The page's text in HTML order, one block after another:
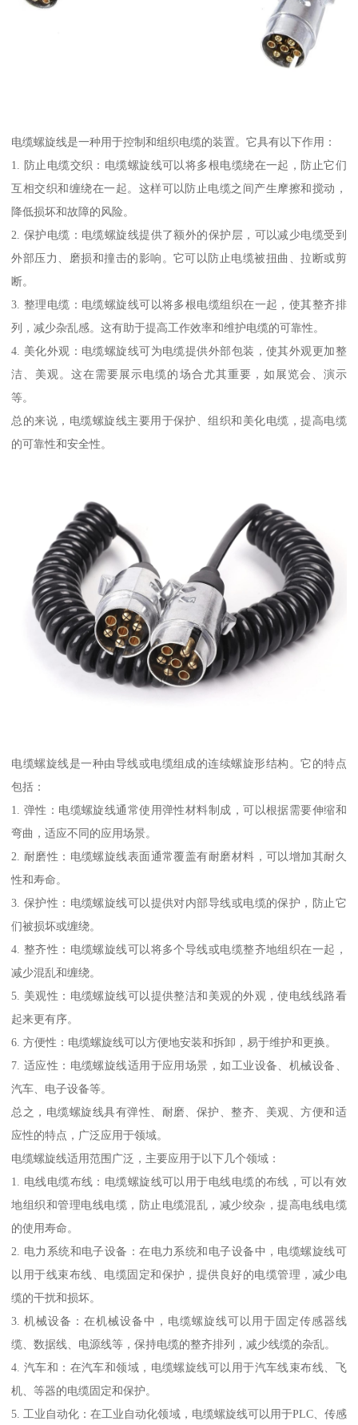
电缆螺旋线是一种用于控制和组织电缆的装置。它具有以下作用：
1. 防止电缆交织：电缆螺旋线可以将多根电缆绕在一起，防止它们
互相交织和缠绕在一起。这样可以防止电缆之间产生摩擦和搅动，
降低损坏和故障的风险。
2. 保护电缆：电缆螺旋线提供了额外的保护层，可以减少电缆受到
外部压力、磨损和撞击的影响。它可以防止电缆被扭曲、拉断或剪
断。
3. 整理电缆：电缆螺旋线可以将多根电缆组织在一起，使其整齐排
列，减少杂乱感。这有助于提高工作效率和维护电缆的可靠性。
4. 美化外观：电缆螺旋线可为电缆提供外部包装，使其外观更加整
洁、美观。这在需要展示电缆的场合尤其重要，如展览会、演示
等。
总的来说，电缆螺旋线主要用于保护、组织和美化电缆，提高电缆
的可靠性和安全性。
电缆螺旋线是一种由导线或电缆组成的连续螺旋形结构。它的特点
包括：
1. 弹性：电缆螺旋线通常使用弹性材料制成，可以根据需要伸缩和
弯曲，适应不同的应用场景。
2. 耐磨性：电缆螺旋线表面通常覆盖有耐磨材料，可以增加其耐久
性和寿命。
3. 保护性：电缆螺旋线可以提供对内部导线或电缆的保护，防止它
们被损坏或缠绕。
4. 整齐性：电缆螺旋线可以将多个导线或电缆整齐地组织在一起，
减少混乱和缠绕。
5. 美观性：电缆螺旋线可以提供整洁和美观的外观，使电线线路看
起来更有序。
6. 方便性：电缆螺旋线可以方便地安装和拆卸，易于维护和更换。
7. 适应性：电缆螺旋线适用于应用场景，如工业设备、机械设备、
汽车、电子设备等。
总之，电缆螺旋线具有弹性、耐磨、保护、整齐、美观、方便和适
应性的特点，广泛应用于领域。
电缆螺旋线适用范围广泛，主要应用于以下几个领域：
1. 电线电缆布线：电缆螺旋线可以用于电线电缆的布线，可以有效
地组织和管理电线电缆，防止电缆混乱，减少绞杂，提高电线电缆
的使用寿命。
2. 电力系统和电子设备：在电力系统和电子设备中，电缆螺旋线可
以用于线束布线、电缆固定和保护，提供良好的电缆管理，减少电
缆的干扰和损坏。
3. 机械设备：在机械设备中，电缆螺旋线可以用于固定传感器线
缆、数据线、电源线等，保持电缆的整齐排列，减少线缆的杂乱。
4. 汽车和：在汽车和领域，电缆螺旋线可以用于汽车线束布线、飞
机、等器的电缆固定和保护。
5. 工业自动化：在工业自动化领域，电缆螺旋线可以用于PLC、传感